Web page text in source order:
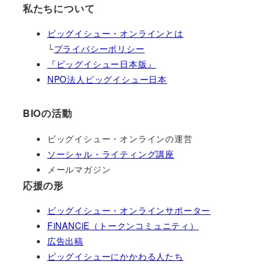
私たちについて
ビッグイシュー・オンラインとは
└プライバシーポリシー
『ビッグイシュー日本版』
NPO法人ビッグイシュー日本
BIOの活動
ビッグイシュー・オンラインの運営
ソーシャル・ライティング講座
メールマガジン
応援の形
ビッグイシュー・オンラインサポーター
FiNANCiE（トークンコミュニティ）
広告出稿
ビッグイシューにかかわる人たち